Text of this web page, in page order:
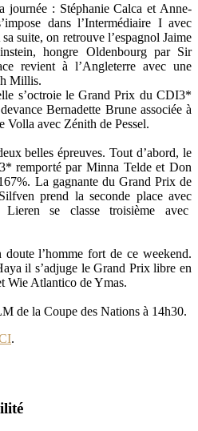
journée : Stéphanie Calca et Anne-
dans l’Intermédiaire I avec
suite, on retrouve l’espagnol Jaime
hongre Oldenbourg par Sir
revient à l’Angleterre avec une
Millis.
s’octroie le Grand Prix du CDI3*
Bernadette Brune associée à
avec Zénith de Pessel.
belles épreuves. Tout d’abord, le
remporté par Minna Telde et Don
La gagnante du Grand Prix de
prend la seconde place avec
se classe troisième avec
doute l’homme fort de ce weekend.
il s’adjuge le Grand Prix libre en
Wie Atlantico de Ymas.
de la Coupe des Nations à 14h30.
.